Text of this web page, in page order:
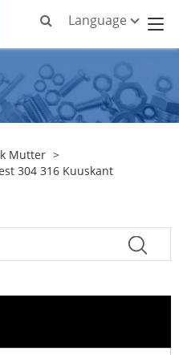
Language
Mutter >
304 316 Kuuskant